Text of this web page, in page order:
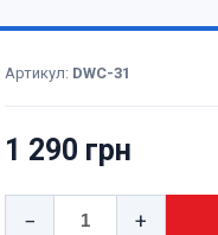
Артикул: DWC-31
1 290 грн
− +